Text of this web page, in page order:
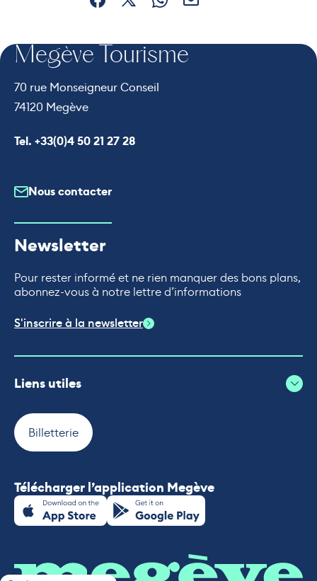
Partager sur Facebook (nouvelle fenêtre)
Partager sur X / Twitter (nouvelle
Partager sur WhatsApp
Partager par mail
Megève Tourisme
70 rue Monseigneur Conseil
74120 Megève
Appeler le
Tel. +33(0)4 50 21 27 28
Nous contacter
Newsletter
Pour rester informé et ne rien manquer des bons plans,
abonnez-vous à notre lettre d’informations
S'inscrire à la newsletter
Liens utiles
Billetterie
Télécharger l’application Megève